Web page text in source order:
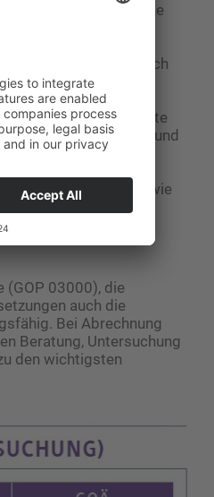
durch psychische
äußert, die
als Kind habe sie
Hautprobleme jedoch
sie nun die aktuelle
belaste sie,
Medikamente
wird untersucht und
wird eine
(Klasse 1 bzw. 2)
sowie
(GOP 03000), die
auch die
Bei Abrechnung
Beratung, Untersuchung
den wichtigsten